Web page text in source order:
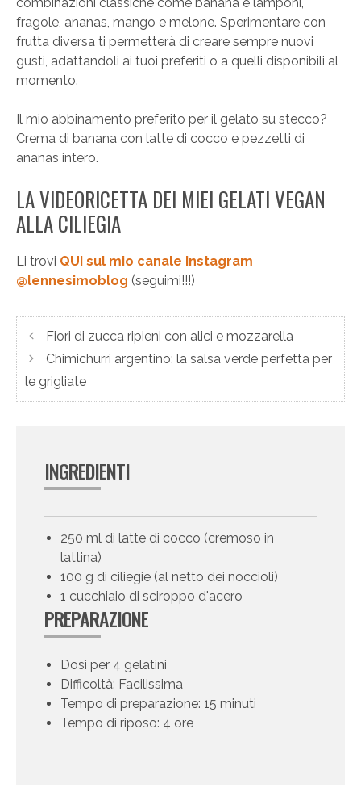
fragole, ananas, mango e melone. Sperimentare con
frutta diversa ti permetterà di creare sempre nuovi
gusti, adattandoli ai tuoi preferiti o a quelli disponibili al
momento.
Il mio abbinamento preferito per il gelato su stecco?
Crema di banana con latte di cocco e pezzetti di
ananas intero.
LA VIDEORICETTA DEI MIEI GELATI VEGAN
ALLA CILIEGIA
Li trovi QUI sul mio canale Instagram
@lennesimoblog (seguimi!!!)
Fiori di zucca ripieni con alici e mozzarella
Chimichurri argentino: la salsa verde perfetta per
le grigliate
INGREDIENTI
250 ml di latte di cocco (cremoso in
lattina)
100 g di ciliegie (al netto dei noccioli)
1 cucchiaio di sciroppo d'acero
PREPARAZIONE
Dosi per 4 gelatini
Difficoltà: Facilissima
Tempo di preparazione: 15 minuti
Tempo di riposo: 4 ore